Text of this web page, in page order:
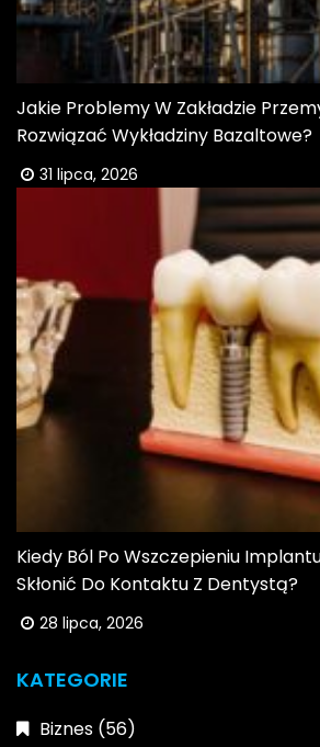
Jakie Problemy W Zakładzie
Rozwiązać Wykładziny Bazaltowe?
31 lipca, 2026
Kiedy Ból Po Wszczepieniu
Skłonić Do Kontaktu Z Dentystą?
28 lipca, 2026
KATEGORIE
Biznes (56)